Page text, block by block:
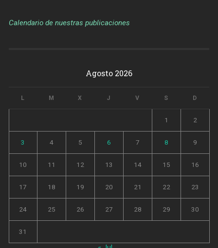
Calendario de nuestras publicaciones
Agosto 2026
L M X J V S D
1 2
3 4 5 6 7 8 9
10 11 12 13 14 15 16
17 18 19 20 21 22 23
24 25 26 27 28 29 30
31